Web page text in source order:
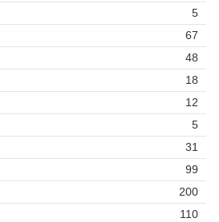
5
67
48
18
12
5
31
99
200
110